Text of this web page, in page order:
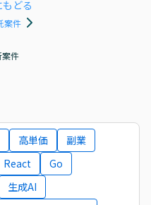
どる
案件
案件
高単価
副業
React
Go
生成AI